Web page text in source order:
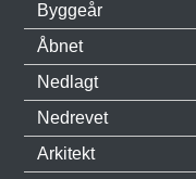
Byggeår
Åbnet
Nedlagt
Nedrevet
Arkitekt